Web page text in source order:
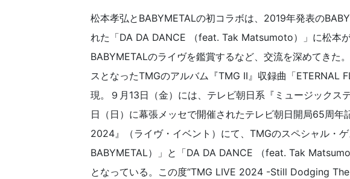
松本孝弘とBABYMETALの初コラボは、2019年発表の
れた「DA DA DANCE （feat. Tak Matsumoto）」に松本
BABYMETALのライヴを鑑賞するなど、交流を深めてきた
スとなったTMGのアルバム『TMG II』収録曲「ETERNAL
現。９月13日（金）には、テレビ朝日系『ミュージックス
日（日）に幕張メッセで開催されたテレビ朝日開局65周
2024』（ライヴ・イベント）にて、TMGのスペシャル・
BABYMETAL）」と「DA DA DANCE （feat. Tak
となっている。この度“TMG LIVE 2024 -Still Dodging